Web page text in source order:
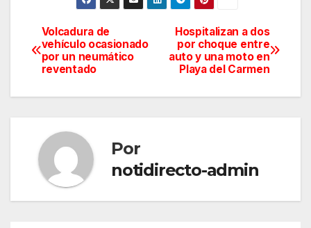
Navegación
de
entradas
Hospitalizan a dos
por choque entre
auto y una moto en
Playa del Carmen
Volcadura de
vehículo ocasionado
por un neumático
reventado
Por
notidirecto-admin